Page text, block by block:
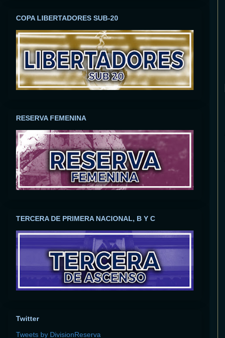
COPA LIBERTADORES SUB-20
RESERVA FEMENINA
TERCERA DE PRIMERA NACIONAL, B Y C
Twitter
Tweets by DivisionReserva